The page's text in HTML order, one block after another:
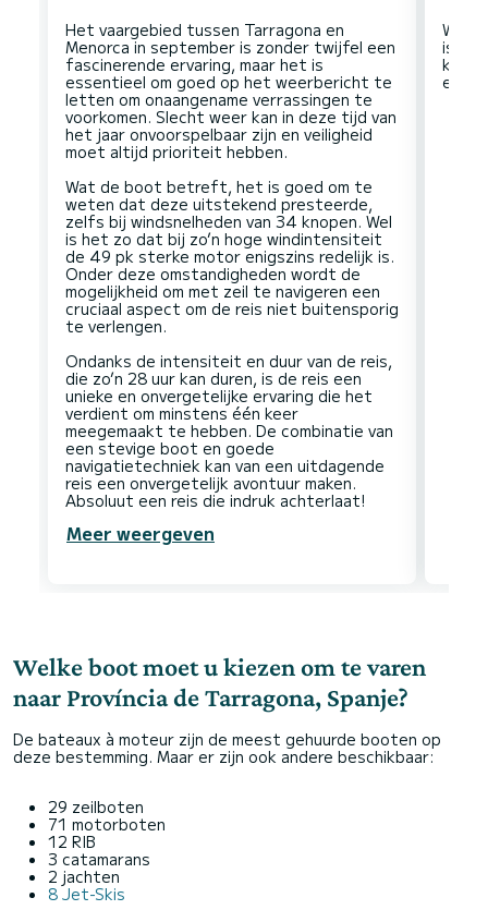
Het vaargebied tussen Tarragona en
Menorca in september is zonder twijfel een
fascinerende ervaring, maar het is
essentieel om goed op het weerbericht te
letten om onaangename verrassingen te
voorkomen. Slecht weer kan in deze tijd van
het jaar onvoorspelbaar zijn en veiligheid
moet altijd prioriteit hebben.
Wat de boot betreft, het is goed om te
weten dat deze uitstekend presteerde,
zelfs bij windsnelheden van 34 knopen. Wel
is het zo dat bij zo’n hoge windintensiteit
de 49 pk sterke motor enigszins redelijk is.
Onder deze omstandigheden wordt de
mogelijkheid om met zeil te navigeren een
cruciaal aspect om de reis niet buitensporig
te verlengen.
Ondanks de intensiteit en duur van de reis,
die zo’n 28 uur kan duren, is de reis een
unieke en onvergetelijke ervaring die het
verdient om minstens één keer
meegemaakt te hebben. De combinatie van
een stevige boot en goede
navigatietechniek kan van een uitdagende
reis een onvergetelijk avontuur maken.
Meer weergeven
Wij
is het
kunt
Welke boot moet u kiezen om te varen
naar Província de Tarragona, Spanje?
De bateaux à moteur zijn de meest gehuurde booten op
deze bestemming. Maar er zijn ook andere beschikbaar:
29 zeilboten
71 motorboten
12 RIB
3 catamarans
2 jachten
8 Jet-Skis